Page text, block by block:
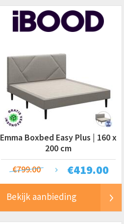
Emma Boxbed Easy Plus | 160 x
200 cm
€419.00
€799.00
Bekijk aanbieding